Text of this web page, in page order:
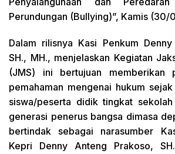
Perundungan (Bullying)”, Kamis
Dalam rilisnya Kasi Penkum
SH., MH., menjelaskan Kegiatan
(JMS) ini bertujuan memberikan
pemahaman mengenai hukum
siswa/peserta didik tingkat
generasi penerus bangsa dimasa
bertindak sebagai narasumber
Kepri Denny Anteng Prakoso,